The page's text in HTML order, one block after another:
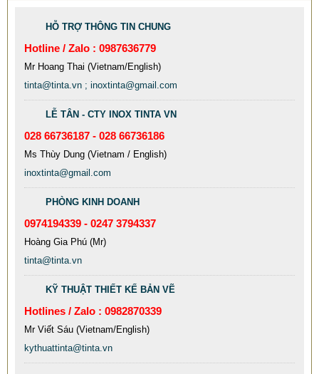
MẪU CỘT CỜ INOX ĐẸP GIÁ RẺ
Mẫu: MAU COT CO INOX 304
HỖ TRỢ THÔNG TIN CHUNG
Hotline / Zalo : 0987636779
Mr Hoang Thai (Vietnam/English)
tinta@tinta.vn ; inoxtinta@gmail.com
LỄ TÂN - CTY INOX TINTA VN
028 66736187 - 028 66736186
Ms Thùy Dung (Vietnam / English)
inoxtinta@gmail.com
PHÒNG KINH DOANH
0974194339 - 0247 3794337
Hoàng Gia Phú (Mr)
tinta@tinta.vn
KỸ THUẬT THIẾT KẾ BẢN VẼ
Hotlines / Zalo : 0982870339
Mr Viết Sáu (Vietnam/English)
kythuattinta@tinta.vn